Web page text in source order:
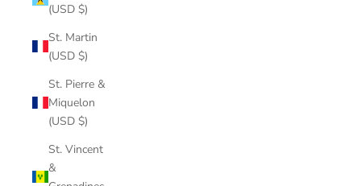
(USD $)
St. Martin
(USD $)
St. Pierre &
Miquelon
(USD $)
St. Vincent
&